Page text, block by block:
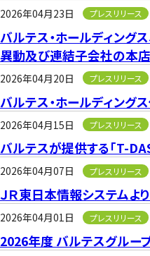
2026年04月23日 プレスリリース
バルテス・ホールディン
異動及び連結子会社の本
2026年04月20日 プレスリリース
バルテス・ホールディング
2026年04月15日 プレスリリース
バルテスが提供する「T-
2026年04月07日 プレスリリース
ＪＲ東日本情報システムよ
2026年04月01日 プレスリリース
2026年度 バルテスグルー